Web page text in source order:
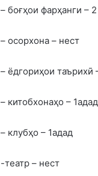
– боғҳои фарҳанги –
– осорхона – нест
– ёдгориҳои таърихӣ
– китобхонаҳо – 1адад
– клубҳо – 1адад
-театр – нест